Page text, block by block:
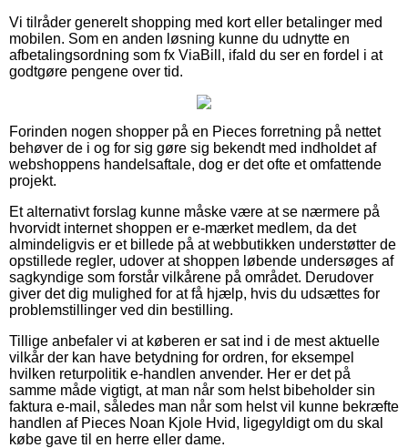
Vi tilråder generelt shopping med kort eller betalinger med
mobilen. Som en anden løsning kunne du udnytte en
afbetalingsordning som fx ViaBill, ifald du ser en fordel i at
godtgøre pengene over tid.
Forinden nogen shopper på en Pieces forretning på nettet
behøver de i og for sig gøre sig bekendt med indholdet af
webshoppens handelsaftale, dog er det ofte et omfattende
projekt.
Et alternativt forslag kunne måske være at se nærmere på
hvorvidt internet shoppen er e-mærket medlem, da det
almindeligvis er et billede på at webbutikken understøtter de
opstillede regler, udover at shoppen løbende undersøges af
sagkyndige som forstår vilkårene på området. Derudover
giver det dig mulighed for at få hjælp, hvis du udsættes for
problemstillinger ved din bestilling.
Tillige anbefaler vi at køberen er sat ind i de mest aktuelle
vilkår der kan have betydning for ordren, for eksempel
hvilken returpolitik e-handlen anvender. Her er det på
samme måde vigtigt, at man når som helst bibeholder sin
faktura e-mail, således man når som helst vil kunne bekræfte
handlen af Pieces Noan Kjole Hvid, ligegyldigt om du skal
købe gave til en herre eller dame.